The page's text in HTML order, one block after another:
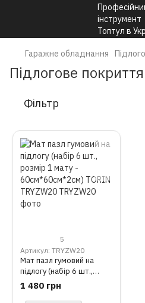
Гаражне обладнання
Підлогове покриття
Фільтр
5
Артикул: TRYZW20
Мат пазл гумовий на
підлогу (набір 6 шт.,
розмір 1 мату -
60см*60см*2см) TORIN
1 480 грн